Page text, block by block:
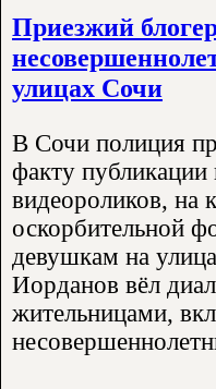
Приезжий
улицах Сочи
В Сочи полиция
факту публикации
видеороликов, на
оскорбительной
девушкам на
Иорданов вёл
жительницами,